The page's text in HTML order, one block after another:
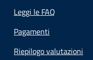
Leggi le FAQ
Pagamenti
Riepilogo valutazioni